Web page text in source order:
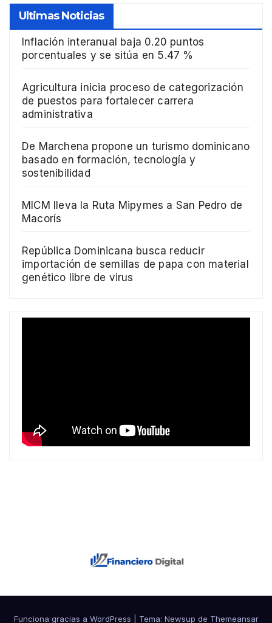
Ultimas Noticias
Inflación interanual baja 0.20 puntos
porcentuales y se sitúa en 5.47 %
Agricultura inicia proceso de categorización
de puestos para fortalecer carrera
administrativa
De Marchena propone un turismo dominicano
basado en formación, tecnología y
sostenibilidad
MICM lleva la Ruta Mipymes a San Pedro de
Macorís
República Dominicana busca reducir
importación de semillas de papa con material
genético libre de virus
Funciona gracias a WordPress Tema: Newsup de Themeansar